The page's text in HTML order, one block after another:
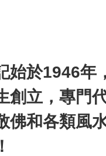
始於1946年
創立，專門
佛和各類風水